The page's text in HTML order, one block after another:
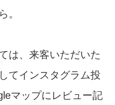
。
は、来客いただいた
てインスタグラム投
マップにレビュー記